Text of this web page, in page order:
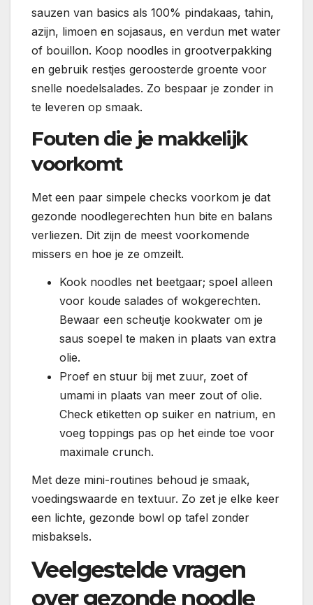
sauzen van basics als 100% pindakaas, tahin,
azijn, limoen en sojasaus, en verdun met water
of bouillon. Koop noodles in grootverpakking
en gebruik restjes geroosterde groente voor
snelle noedelsalades. Zo bespaar je zonder in
te leveren op smaak.
Fouten die je makkelijk
voorkomt
Met een paar simpele checks voorkom je dat
gezonde noodlegerechten hun bite en balans
verliezen. Dit zijn de meest voorkomende
missers en hoe je ze omzeilt.
Kook noodles net beetgaar; spoel alleen
voor koude salades of wokgerechten.
Bewaar een scheutje kookwater om je
saus soepel te maken in plaats van extra
olie.
Proef en stuur bij met zuur, zoet of
umami in plaats van meer zout of olie.
Check etiketten op suiker en natrium, en
voeg toppings pas op het einde toe voor
maximale crunch.
Met deze mini-routines behoud je smaak,
voedingswaarde en textuur. Zo zet je elke keer
een lichte, gezonde bowl op tafel zonder
misbaksels.
Veelgestelde vragen
over gezonde noodle